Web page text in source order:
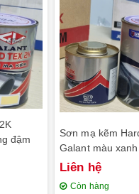
đậm
Sơn mạ kẽm
Galant màu
Liên hệ
Còn hàng